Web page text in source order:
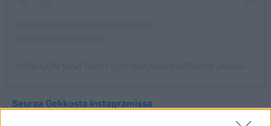
Seuraa Gekkosta Instagramissa